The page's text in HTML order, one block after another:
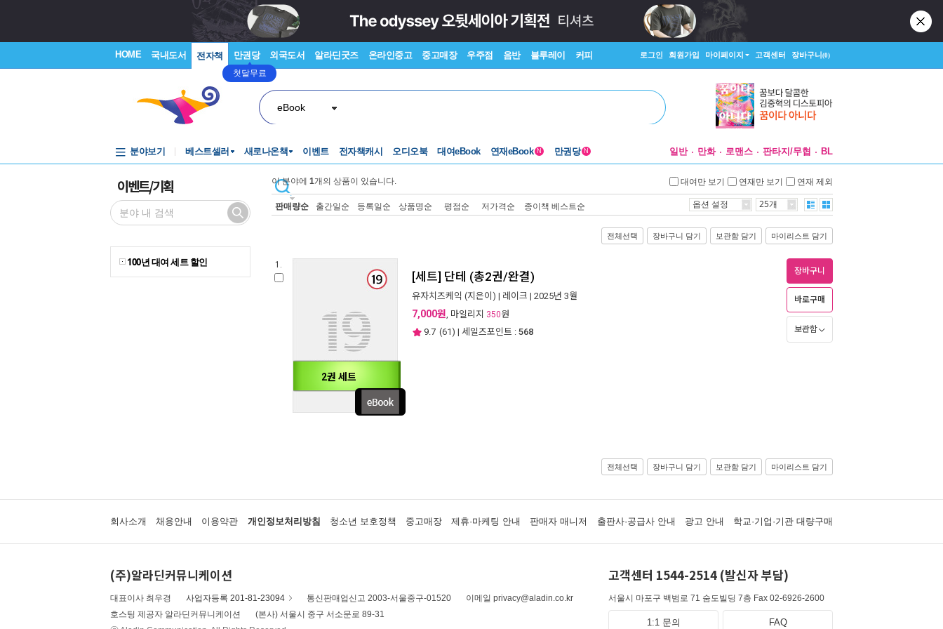
HOME 국내도서 전자책 만권당
첫달무료
외국도서 알라딘굿즈 온라인중고 중고매장 우주점 음반 블루레이 커피 로그인 회원가입 마이페이지 고객센터 장바구니(0)
eBook
분야보기 베스트셀러 새로나온책 이벤트 전자책캐시 오디오북 대여eBook 연재eBook N 만권당 N 일반 만화 로맨스 판타지/무협 BL
이벤트/기획
100년 대여 세트 할인
이 분야에 1개의 상품이 있습니다. 대여만 보기 연재만 보기 연재 제외
판매량순 출간일순 등록일순 상품명순 평점순 저가격순 종이책 베스트순 옵션 설정 25개
전체선택 장바구니 담기 보관함 담기 마이리스트 담기
1.
2권 세트
[세트] 단테 (총2권/완결)
유자치즈케익 (지은이) | 레이크 | 2025년 3월
7,000원, 마일리지 350원
9.7 (61) | 세일즈포인트 : 568
장바구니
바로구매
보관함
전체선택 장바구니 담기 보관함 담기 마이리스트 담기
회사소개 채용안내 이용약관 개인정보처리방침 청소년 보호정책 중고매장 제휴·마케팅 안내 판매자 매니저 출판사·공급사 안내 광고 안내 학교·기업·기관 대량구매
(주)알라딘커뮤니케이션
대표이사 최우경 사업자등록 201-81-23094 통신판매업신고 2003-서울중구-01520
이메일 privacy@aladin.co.kr
호스팅 제공자 알라딘커뮤니케이션
(본사) 서울시 중구 서소문로 89-31
고객센터 1544-2514 (발신자 부담)
서울시 마포구 백범로 71 숨도빌딩 7층 Fax 02-6926-2600
1:1 문의 FAQ